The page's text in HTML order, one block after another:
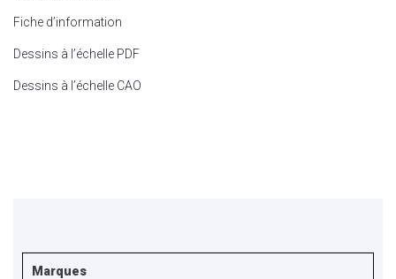
Fiche d’information
Dessins à l’échelle PDF
Dessins à l’échelle CAO
Marques